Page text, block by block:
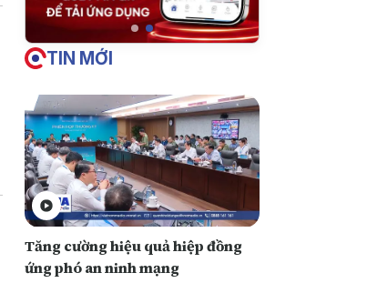
TIN MỚI
Tăng cường hiệu quả hiệp đồng
ứng phó an ninh mạng